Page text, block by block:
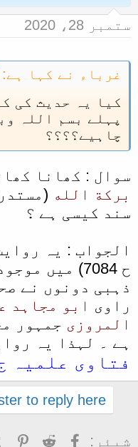
ستمبر 28، 2020
غرباء نے کہا ہے:
کیا یہ حدیث کی
پہلے بسم اللہ
چاہیے؟؟؟؟
سوال : کھانا
بركة الله
سند کیسی ہے ؟
ح 7084) میں
ذہبی دونوں نے
راوی ابو مجاہد
المروزی جمہور
ہے ۔ لہذا یہ
فتاوی علمیہ ج 1 ص
to reply here.
شیئر: Facebook